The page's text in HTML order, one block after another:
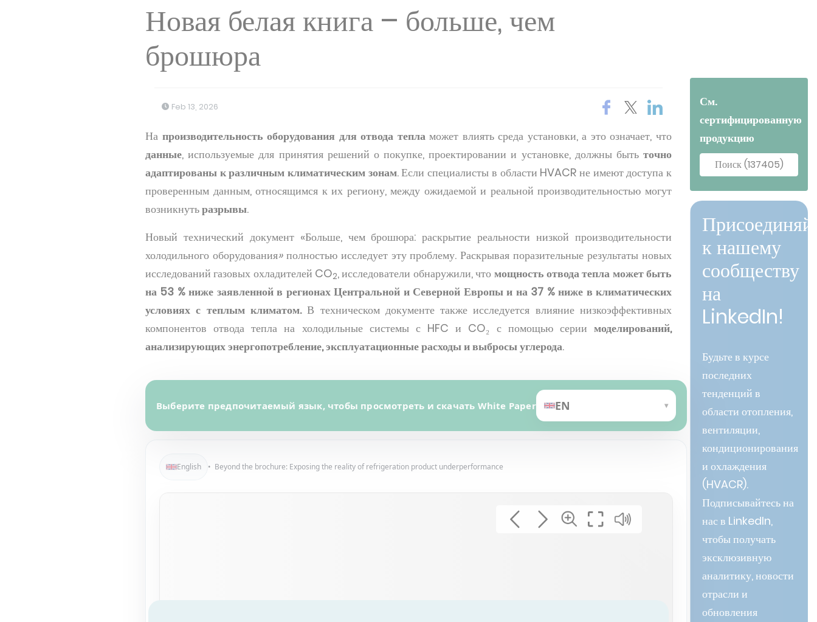
Новая белая книга – больше, чем
брошюра
Feb 13, 2026
На производительность оборудования для отвода тепламожет влиять среда установки, а это означает, что
данные, используемые для принятия решений о покупке, проектировании и установке, должны быть точно
адаптированы к различным климатическим зонам. Если специалисты в области HVACR не имеют доступа к
проверенным данным, относящимся к их региону, между ожидаемой и реальной производительностью могут
возникнутьразрывы.
Новый технический документ «Больше, чем брошюра: раскрытие реальности низкой производительности
холодильного оборудования»полностью исследует эту проблему. Раскрывая поразительные результаты новых
исследований газовых охладителей CO2, исследователи обнаружили, что мощность отвода тепла может быть
на 53 % ниже заявленной в регионах Центральной и Северной Европы и на 37 % ниже в климатических
условиях с теплым климатом.В техническом документе также исследуется влияние низкоэффективных
компонентов отвода тепла на холодильные системы с HFC и CO₂ с помощью серии моделирований,
анализирующих энергопотребление, эксплуатационные расходы и выбросы углерода.
Выберите предпочитаемый язык, чтобы просмотреть и скачать White Paper
Language
EN ▾
English • Beyond the brochure: Exposing the reality of refrigeration product underperformance
См.
сертифицированную
продукцию
Поиск (137405)
к нашему
сообществу
на
LinkedIn!
Будьте в курсе
последних
тенденций в
области отопления,
вентиляции,
кондиционирования
и охлаждения
(HVACR).
Подписывайтесь на
нас в LinkedIn,
чтобы получать
эксклюзивную
аналитику, новости
отрасли и
обновления